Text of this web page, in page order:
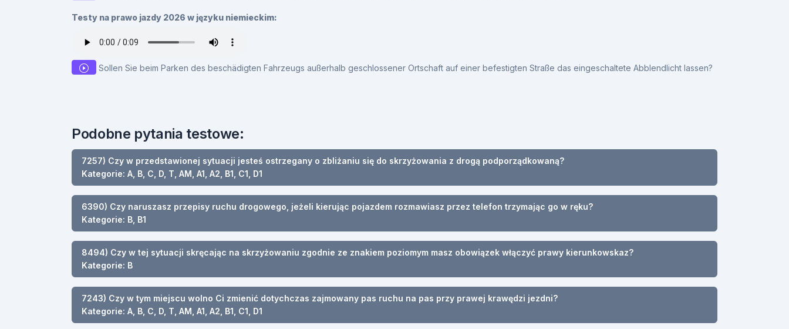
Testy na prawo jazdy 2026 w języku niemieckim:
Sollen Sie beim Parken des beschädigten Fahrzeugs außerhalb geschlossener Ortschaft auf einer befestigten Straße das eingeschaltete Abblendlicht lassen?
Podobne pytania testowe:
7257) Czy w przedstawionej sytuacji jesteś ostrzegany o zbliżaniu się do skrzyżowania z drogą podporządkowaną?
Kategorie: A, B, C, D, T, AM, A1, A2, B1, C1, D1
6390) Czy naruszasz przepisy ruchu drogowego, jeżeli kierując pojazdem rozmawiasz przez telefon trzymając go w ręku?
Kategorie: B, B1
8494) Czy w tej sytuacji skręcając na skrzyżowaniu zgodnie ze znakiem poziomym masz obowiązek włączyć prawy kierunkowskaz?
Kategorie: B
7243) Czy w tym miejscu wolno Ci zmienić dotychczas zajmowany pas ruchu na pas przy prawej krawędzi jezdni?
Kategorie: A, B, C, D, T, AM, A1, A2, B1, C1, D1